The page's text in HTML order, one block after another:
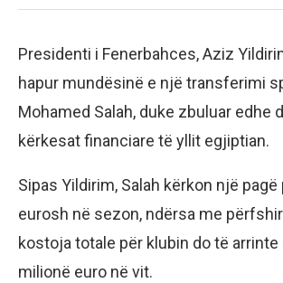
Presidenti i Fenerbahces, Aziz
hapur mundësinë e një transferimi
Mohamed Salah, duke zbuluar edhe
kërkesat financiare të yllit egjiptian.
Sipas Yildirim, Salah kërkon një
eurosh në sezon, ndërsa me
kostoja totale për klubin do të arrinte
milionë euro në vit.